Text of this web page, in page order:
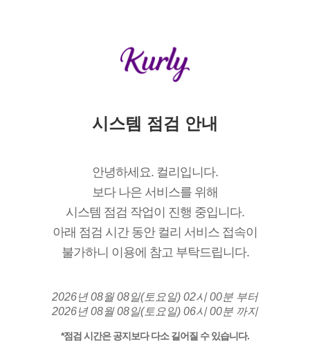
시스템 점검 안내
안녕하세요. 컬리입니다.
보다 나은 서비스를 위해
시스템 점검 작업이 진행 중입니다.
아래 점검 시간 동안 컬리 서비스 접속이
불가하니 이용에 참고 부탁드립니다.
2026년 08월 08일(토요일) 02시 00분 부터
2026년 08월 08일(토요일) 06시 00분 까지
*점검 시간은 공지보다 다소 길어질 수 있습니다.